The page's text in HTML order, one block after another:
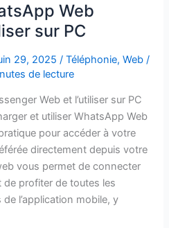
Web
sur PC
29, 2025/Téléphonie,Web /
de lecture
Web et l’utiliser sur PC
et utiliser WhatsApp Web
pour accéder à votre
directement depuis votre
vous permet de connecter
profiter de toutes les
l’application mobile, y